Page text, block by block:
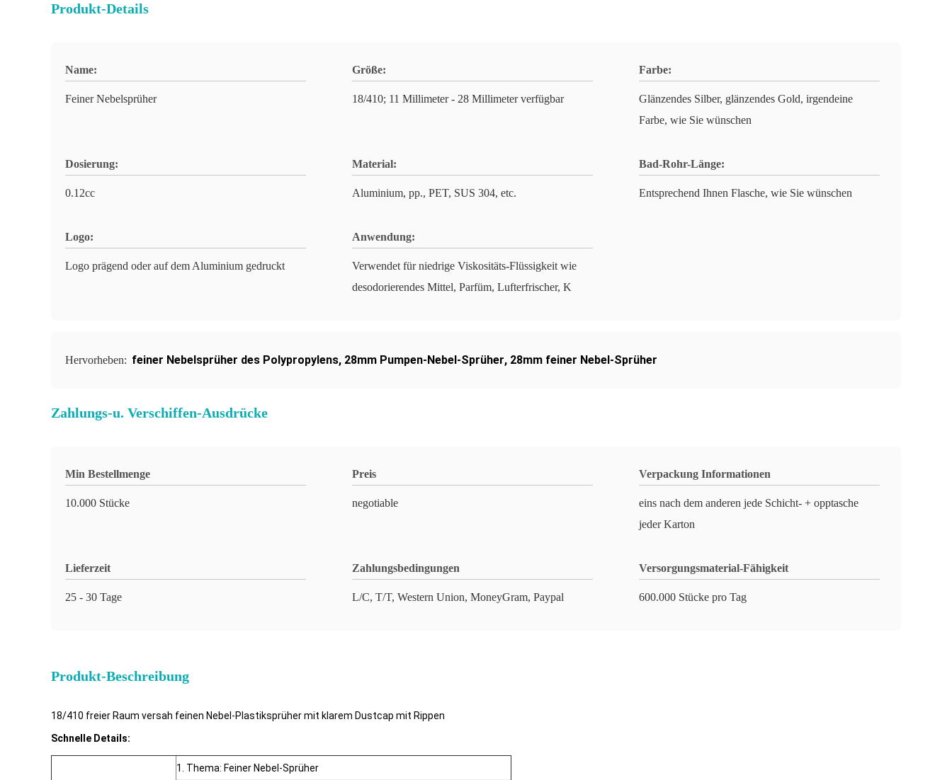
Produkt-Details
Name:
Feiner Nebelsprüher
Größe:
18/410; 11 Millimeter - 28 Millimeter verfügbar
Farbe:
Glänzendes Silber, glänzendes Gold, irgendeine
Farbe, wie Sie wünschen
Dosierung:
0.12cc
Material:
Aluminium, pp., PET, SUS 304, etc.
Bad-Rohr-Länge:
Entsprechend Ihnen Flasche, wie Sie wünschen
Logo:
Logo prägend oder auf dem Aluminium gedruckt
Anwendung:
Verwendet für niedrige Viskositäts-Flüssigkeit wie
desodorierendes Mittel, Parfüm, Lufterfrischer, K
Hervorheben: feiner Nebelsprüher des Polypropylens, 28mm Pumpen-Nebel-Sprüher, 28mm feiner Nebel-Sprüher
Zahlungs-u. Verschiffen-Ausdrücke
Min Bestellmenge
10.000 Stücke
Preis
negotiable
Verpackung Informationen
eins nach dem anderen jede Schicht- + opptasche
jeder Karton
Lieferzeit
25 - 30 Tage
Zahlungsbedingungen
L/C, T/T, Western Union, MoneyGram, Paypal
Versorgungsmaterial-Fähigkeit
600.000 Stücke pro Tag
Produkt-Beschreibung
18/410 freier Raum versah feinen Nebel-Plastiksprüher mit klarem Dustcap mit Rippen
Schnelle Details:
1. Thema: Feiner Nebel-Sprüher